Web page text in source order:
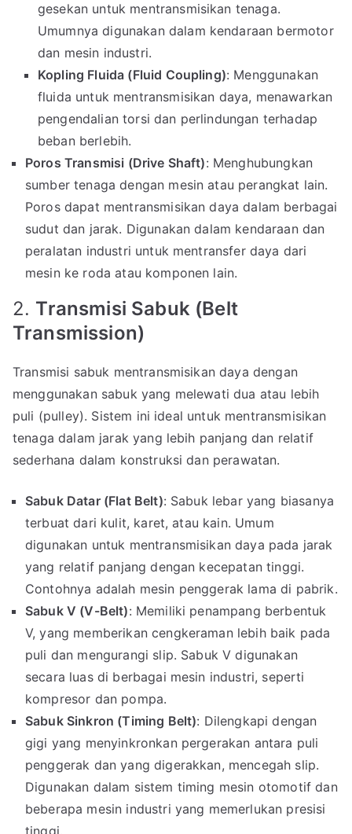
gesekan untuk mentransmisikan tenaga.
Umumnya digunakan dalam kendaraan bermotor
dan mesin industri.
Kopling Fluida (Fluid Coupling): Menggunakan
fluida untuk mentransmisikan daya, menawarkan
pengendalian torsi dan perlindungan terhadap
beban berlebih.
Poros Transmisi (Drive Shaft): Menghubungkan
sumber tenaga dengan mesin atau perangkat lain.
Poros dapat mentransmisikan daya dalam berbagai
sudut dan jarak. Digunakan dalam kendaraan dan
peralatan industri untuk mentransfer daya dari
mesin ke roda atau komponen lain.
2. Transmisi Sabuk (Belt
Transmission)
Transmisi sabuk mentransmisikan daya dengan
menggunakan sabuk yang melewati dua atau lebih
puli (pulley). Sistem ini ideal untuk mentransmisikan
tenaga dalam jarak yang lebih panjang dan relatif
sederhana dalam konstruksi dan perawatan.
Sabuk Datar (Flat Belt): Sabuk lebar yang biasanya
terbuat dari kulit, karet, atau kain. Umum
digunakan untuk mentransmisikan daya pada jarak
yang relatif panjang dengan kecepatan tinggi.
Contohnya adalah mesin penggerak lama di pabrik.
Sabuk V (V-Belt): Memiliki penampang berbentuk
V, yang memberikan cengkeraman lebih baik pada
puli dan mengurangi slip. Sabuk V digunakan
secara luas di berbagai mesin industri, seperti
kompresor dan pompa.
Sabuk Sinkron (Timing Belt): Dilengkapi dengan
gigi yang menyinkronkan pergerakan antara puli
penggerak dan yang digerakkan, mencegah slip.
Digunakan dalam sistem timing mesin otomotif dan
beberapa mesin industri yang memerlukan presisi